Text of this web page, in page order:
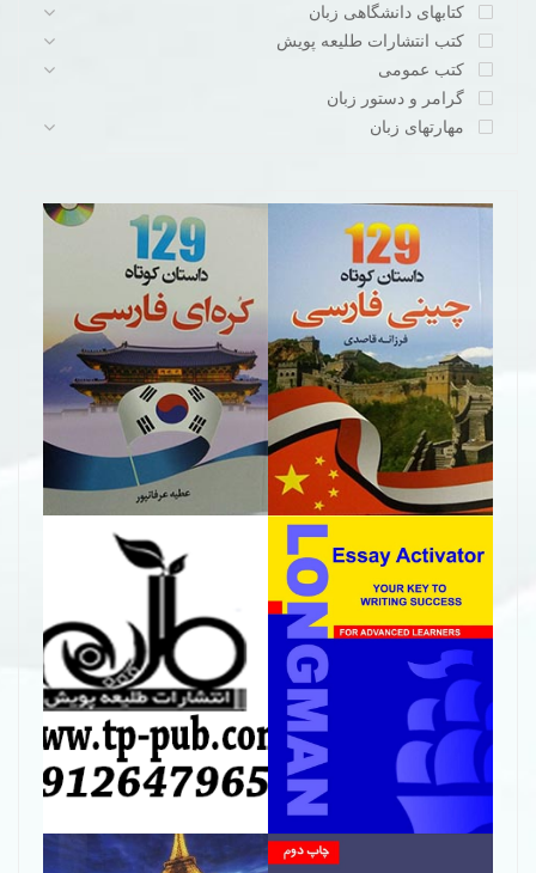
کتابهای دانشگاهی زبان
کتب انتشارات طلیعه پویش
کتب عمومی
گرامر و دستور زبان
مهارتهای زبان